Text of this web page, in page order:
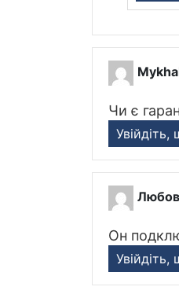
Чи є
Увійдіть,
Он
Увійдіть,